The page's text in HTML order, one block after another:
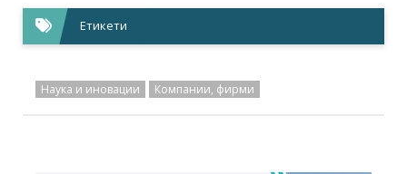
Етикети
Наука и иновации Компании, фирми